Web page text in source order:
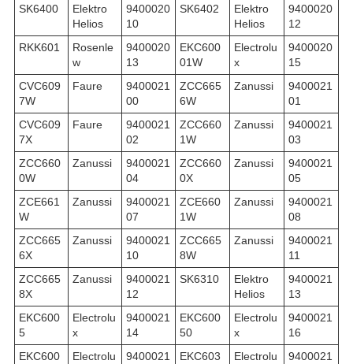
SK6400
Elektro
Helios
9400020
10
SK6402
Elektro
Helios
9400020
12
RKK601
Rosenle
w
9400020
13
EKC600
01W
Electrolu
x
9400020
15
CVC609
7W
Faure
9400021
00
ZCC665
6W
Zanussi
9400021
01
CVC609
7X
Faure
9400021
02
ZCC660
1W
Zanussi
9400021
03
ZCC660
0W
Zanussi
9400021
04
ZCC660
0X
Zanussi
9400021
05
ZCE661
W
Zanussi
9400021
07
ZCE660
1W
Zanussi
9400021
08
ZCC665
6X
Zanussi
9400021
10
ZCC665
8W
Zanussi
9400021
11
ZCC665
8X
Zanussi
9400021
12
SK6310
Elektro
Helios
9400021
13
EKC600
5
Electrolu
x
9400021
14
EKC600
50
Electrolu
x
9400021
16
EKC600
Electrolu
9400021
EKC603
Electrolu
9400021